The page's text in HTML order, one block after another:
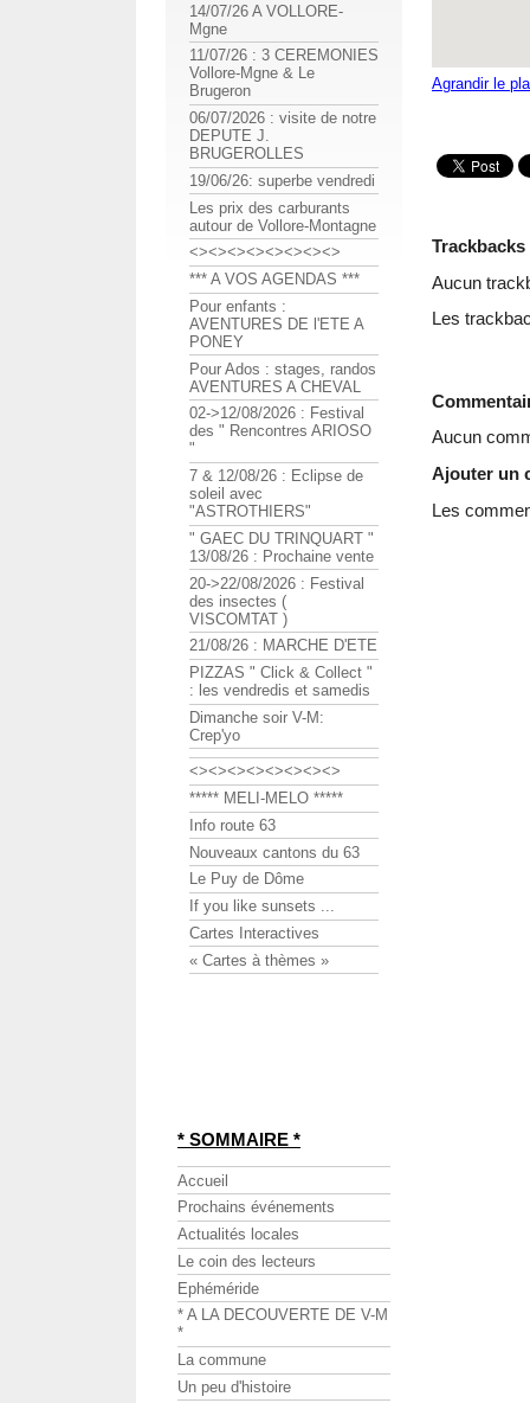
Agrandir le
Trackbacks
Aucun
Les
Aucun
Ajouter un
Les
14/07/26 A VOLLORE-
Mgne
11/07/26 : 3 CEREMONIES
Vollore-Mgne & Le
Brugeron
06/07/2026 : visite de notre
DEPUTE J.
BRUGEROLLES
19/06/26: superbe vendredi
Les prix des carburants
autour de Vollore-Montagne
<><><><><><><><>
*** A VOS AGENDAS ***
Pour enfants :
AVENTURES DE l'ETE A
PONEY
Pour Ados : stages, randos
AVENTURES A CHEVAL
02->12/08/2026 : Festival
des " Rencontres ARIOSO
"
7 & 12/08/26 : Eclipse de
soleil avec
"ASTROTHIERS"
" GAEC DU TRINQUART "
13/08/26 : Prochaine vente
20->22/08/2026 : Festival
des insectes (
VISCOMTAT )
21/08/26 : MARCHE D'ETE
PIZZAS " Click & Collect "
: les vendredis et samedis
Dimanche soir V-M:
Crep'yo
<><><><><><><><>
***** MELI-MELO *****
Info route 63
Nouveaux cantons du 63
Le Puy de Dôme
If you like sunsets ...
Cartes Interactives
« Cartes à thèmes »
* SOMMAIRE *
Accueil
Prochains événements
Actualités locales
Le coin des lecteurs
Ephéméride
* A LA DECOUVERTE DE V-M
*
La commune
Un peu d'histoire